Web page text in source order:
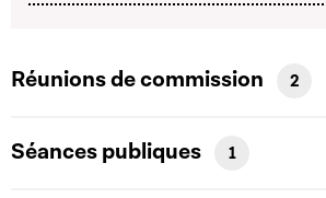
Réunions de commission 2
Séances publiques 1